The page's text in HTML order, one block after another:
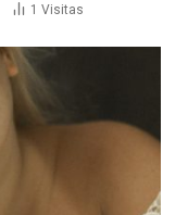
1 Visitas